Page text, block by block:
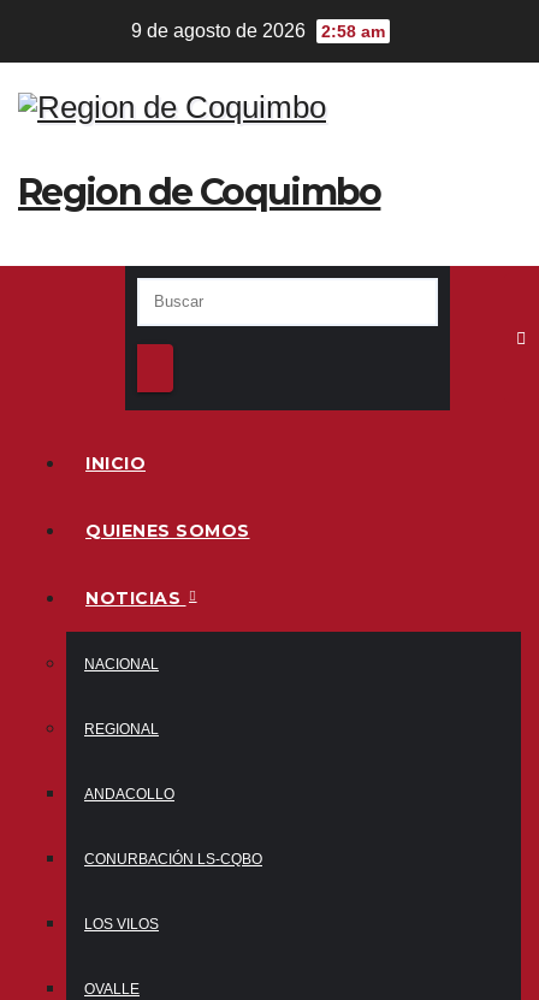
9 de agosto de 2026 2:58 am
Region de Coquimbo
INICIO
QUIENES SOMOS
NOTICIAS
NACIONAL
REGIONAL
ANDACOLLO
CONURBACIÓN LS-CQBO
LOS VILOS
OVALLE